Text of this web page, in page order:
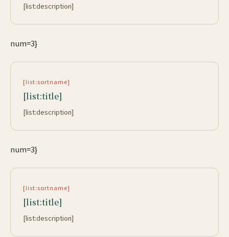
[list:description]
num=3}
[list:sortname]
[list:title]
[list:description]
num=3}
[list:sortname]
[list:title]
[list:description]